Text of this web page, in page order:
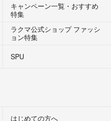
キャンペーン一覧・おすすめ
特集
ラクマ公式ショップ ファッシ
ョン特集
SPU
はじめての方へ